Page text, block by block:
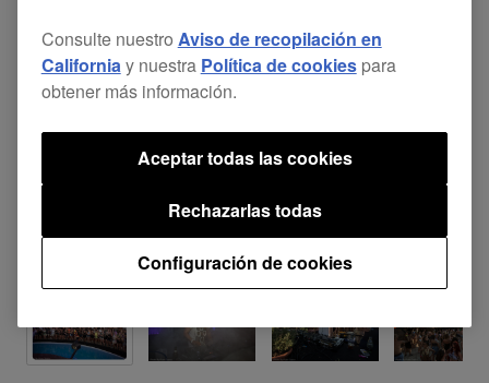
Consulte nuestro Aviso de recopilación en
Californiay nuestra Política de cookiespara
obtener más información.
Configuración de cookies
Rechazarlas todas
Aceptar todas las cookies